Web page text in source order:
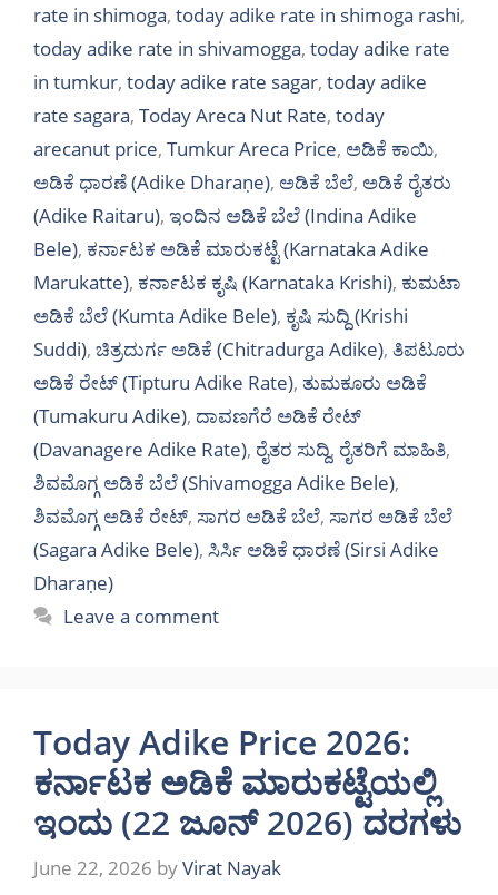
rate in shimoga, today adike rate in shimoga rashi,
today adike rate in shivamogga, today adike rate
in tumkur, today adike rate sagar, today adike
rate sagara, Today Areca Nut Rate, today
arecanut price, Tumkur Areca Price, ಅಡಿಕೆ ಕಾಯಿ,
ಅಡಿಕೆ ಧಾರಣೆ (Adike Dharaṇe), ಅಡಿಕೆ ಬೆಲೆ, ಅಡಿಕೆ ರೈತರು
(Adike Raitaru), ಇಂದಿನ ಅಡಿಕೆ ಬೆಲೆ (Indina Adike
Bele), ಕರ್ನಾಟಕ ಅಡಿಕೆ ಮಾರುಕಟ್ಟೆ (Karnataka Adike
Marukatte), ಕರ್ನಾಟಕ ಕೃಷಿ (Karnataka Krishi), ಕುಮಟಾ
ಅಡಿಕೆ ಬೆಲೆ (Kumta Adike Bele), ಕೃಷಿ ಸುದ್ದಿ (Krishi
Suddi), ಚಿತ್ರದುರ್ಗ ಅಡಿಕೆ (Chitradurga Adike), ತಿಪಟೂರು
ಅಡಿಕೆ ರೇಟ್ (Tipturu Adike Rate), ತುಮಕೂರು ಅಡಿಕೆ
(Tumakuru Adike), ದಾವಣಗೆರೆ ಅಡಿಕೆ ರೇಟ್
(Davanagere Adike Rate), ರೈತರ ಸುದ್ದಿ, ರೈತರಿಗೆ ಮಾಹಿತಿ,
ಶಿವಮೊಗ್ಗ ಅಡಿಕೆ ಬೆಲೆ (Shivamogga Adike Bele),
ಶಿವಮೊಗ್ಗ ಅಡಿಕೆ ರೇಟ್, ಸಾಗರ ಅಡಿಕೆ ಬೆಲೆ, ಸಾಗರ ಅಡಿಕೆ ಬೆಲೆ
(Sagara Adike Bele), ಸಿರ್ಸಿ ಅಡಿಕೆ ಧಾರಣೆ (Sirsi Adike
Dharaṇe)
Leave a comment
Today Adike Price 2026:
ಕರ್ನಾಟಕ ಅಡಿಕೆ ಮಾರುಕಟ್ಟೆಯಲ್ಲಿ
ಇಂದು (22 ಜೂನ್ 2026) ದರಗಳು
June 22, 2026 byVirat Nayak